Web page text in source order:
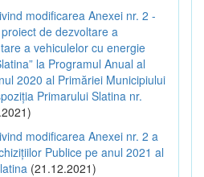
modificarea Anexei nr. 2 -
de dezvoltare a
a vehiculelor cu energie
la Programul Anual al
2020 al Primăriei Municipiului
Primarului Slatina nr.
modificarea Anexei nr. 2 a
Publice pe anul 2021 al
(21.12.2021)